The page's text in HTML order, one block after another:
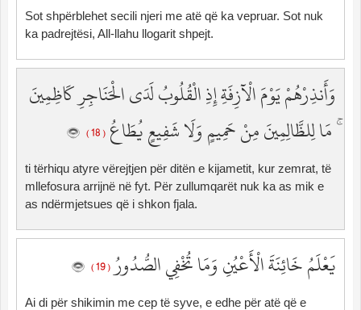
Sot shpërblehet secili njeri me atë që ka vepruar. Sot nuk
ka padrejtësi, All-llahu llogarit shpejt.
وَأَنذِرْهُمْ يَوْمَ الْآزِفَةِ إِذِ الْقُلُوبُ لَدَى الْحَنَاجِرِ كَاظِمِينَ
ۚ مَا لِلظَّالِمِينَ مِنْ حَمِيمٍ وَلَا شَفِيعٍ يُطَاعُ ( 18 )
ti tërhiqu atyre vërejtjen për ditën e kijametit, kur zemrat, të
mllefosura arrijnë në fyt. Për zullumqarët nuk ka as mik e
as ndërmjetsues që i shkon fjala.
يَعْلَمُ خَائِنَةَ الْأَعْيُنِ وَمَا تُخْفِي الصُّدُورُ( 19 )
Ai di për shikimin me cep të syve, e edhe për atë që e